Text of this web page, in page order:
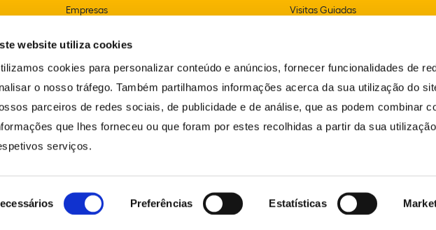
website utiliza cookies
cookies para personalizar conteúdo e anúncios, fornecer funcionalidades de
o nosso tráfego. Também partilhamos informações acerca da sua utilização do
parceiros de redes sociais, de publicidade e de análise, que as podem combinar
que lhes forneceu ou que foram por estes recolhidas a partir da sua
serviços.
Preferências Estatísticas
Empresas
Visitas Guiadas
Acessibilidade
TODOS OS DIREITOS RESERVADOS. LIVRO DE RECLAMAÇÕES